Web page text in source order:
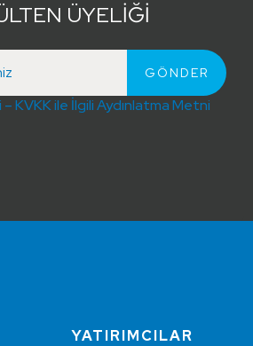
ÜYELİĞİ
KVKK ile İlgili Aydınlatma Metni
YATIRIMCILAR